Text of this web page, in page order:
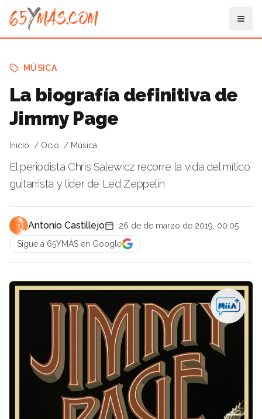
MÚSICA
La biografía definitiva de
Jimmy Page
Inicio Ocio Música
El periodista Chris Salewicz recorre la vida del mítico
guitarrista y líder de Led Zeppelin
Antonio Castillejo
26 de de marzo de 2019, 00:05
Sigue a 65YMÁS en Google